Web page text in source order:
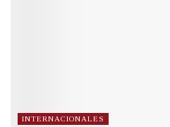
INTERNACIONALES